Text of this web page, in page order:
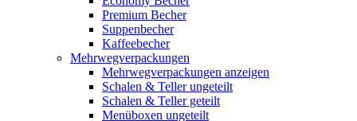
Premium Becher
Suppenbecher
Kaffeebecher
Mehrwegverpackungen
Mehrwegverpackungen anzeigen
Schalen & Teller ungeteilt
Schalen & Teller geteilt
Menüboxen ungeteilt